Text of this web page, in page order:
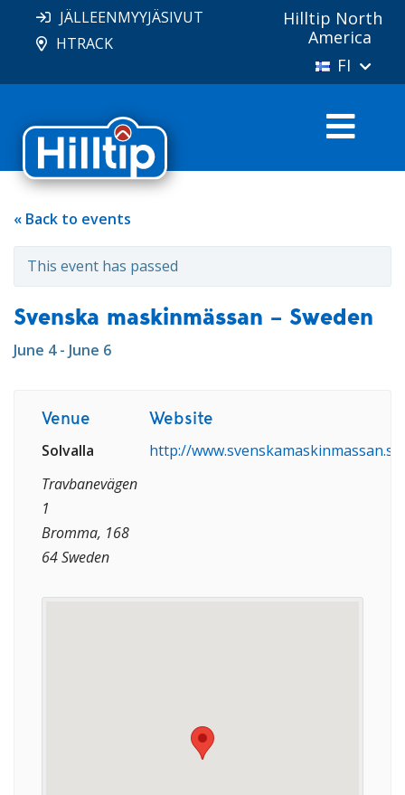
JÄLLEENMYYJÄSIVUT
HTRACK
Hilltip North
America
FI
« Back to events
This event has passed
Svenska maskinmässan – Sweden
June 4 - June 6
Venue
Solvalla
Travbanevägen
1
Bromma, 168
64 Sweden
Website
http://www.svenskamaskinmassan.se